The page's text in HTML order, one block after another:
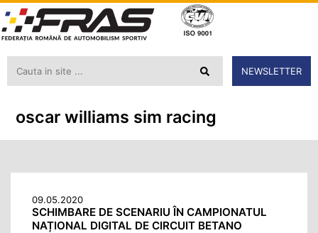
NEWSLETTER
oscar williams sim racing
09.05.2020
SCHIMBARE DE SCENARIU ÎN CAMPIONATUL
NAȚIONAL DIGITAL DE CIRCUIT BETANO